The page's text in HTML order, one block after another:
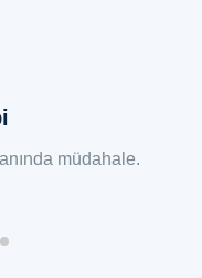
müdahale.